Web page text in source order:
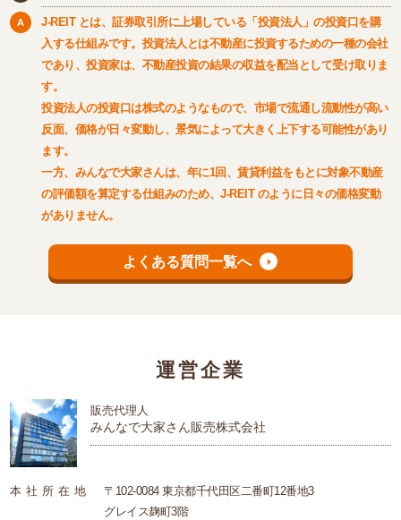
J-REIT とは、証券取引所に上場している「投資法人」の投資口を購
入する仕組みです。投資法人とは不動産に投資するための一種の会社
であり、投資家は、不動産投資の結果の収益を配当として受け取りま
す。
投資法人の投資口は株式のようなもので、市場で流通し流動性が高い
反面、価格が日々変動し、景気によって大きく上下する可能性があり
ます。
一方、みんなで大家さんは、年に1回、賃貸利益をもとに対象不動産
の評価額を算定する仕組みのため、J-REIT のように日々の価格変動
がありません。
よくある質問一覧へ
運営企業
販売代理人
みんなで大家さん販売株式会社
本社 所在地
〒102-0084 東京都千代田区二番町12番地3
グレイス麹町3階